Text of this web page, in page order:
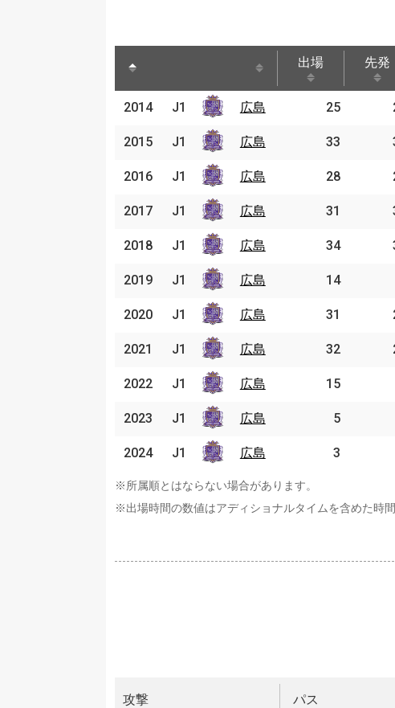
出場 先発
2014 広島 25
2015 広島 33
2016 広島 28
2017 広島 31
2018 広島 34
2019 広島 14
2020 広島 31
2021 広島 32
2022 広島 15
2023 広島 5
2024 広島 3
2014 J1 広島
2015 J1 広島
2016 J1 広島
2017 J1 広島
2018 J1 広島
2019 J1 広島
2020 J1 広島
2021 J1 広島
2022 J1 広島
2023 J1 広島
2024 J1 広島
※所属順とはならない場合があります。
※出場時間の数値はアディショナルタイムを含めた時
攻撃 パス